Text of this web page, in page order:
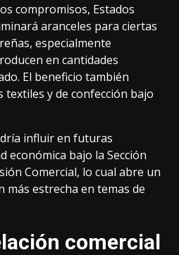
compromisos, Estados
aranceles para ciertas
especialmente
en cantidades
El beneficio también
y de confección bajo
influir en futuras
económica bajo la Sección
Comercial, lo cual abre un
más estrecha en temas de
comercial